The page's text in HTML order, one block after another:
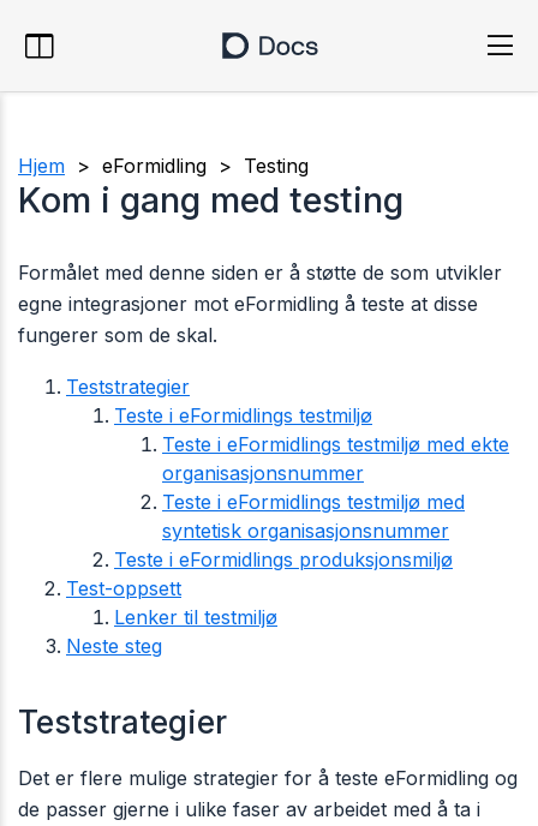
Hjem > eFormidling > Testing
Kom i gang med testing
Formålet med denne siden er å støtte de som utvikler
egne integrasjoner mot eFormidling å teste at disse
fungerer som de skal.
Teststrategier
Teste i eFormidlings testmiljø
Teste i eFormidlings testmiljø med ekte
organisasjonsnummer
Teste i eFormidlings testmiljø med
syntetisk organisasjonsnummer
Teste i eFormidlings produksjonsmiljø
Test-oppsett
Lenker til testmiljø
Neste steg
Teststrategier
Det er flere mulige strategier for å teste eFormidling og
de passer gjerne i ulike faser av arbeidet med å ta i